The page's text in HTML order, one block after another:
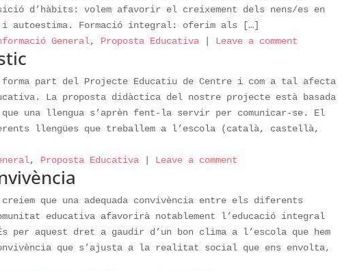
d’hàbits: volem afavorir el creixement dels nens/es en
i autoestima. Formació integral: oferim als […]
General, Proposta Educativa Leave a comment
part del Projecte Educatiu de Centre i com a tal afecta
La proposta didàctica del nostre projecte està basada
una llengua s’aprèn fent-la servir per comunicar-se. El
llengües que treballem a l’escola (català, castellà,
, Proposta Educativa Leave a comment
creiem que una adequada convivència entre els diferents
educativa afavorirà notablement l’educació integral
per aquest dret a gaudir d’un bon clima a l’escola que hem
que s’ajusta a la realitat social que ens envolta,